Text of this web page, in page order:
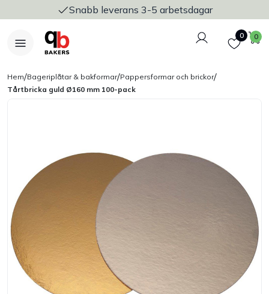
Snabb leverans 3-5 arbetsdagar
Logga in
Favoriter
0 0
Bakers Pureline
Bageriplåtar & bakformar
Stickvagnar & transport
Utensilier
Bord
Hem/Bageriplåtar & bakformar/Pappersformar och brickor/
Tårtbricka guld Ø160 mm 100-pack